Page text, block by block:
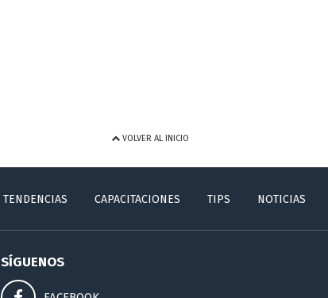
VOLVER AL INICIO
TENDENCIAS CAPACITACIONES TIPS NOTICIAS
SÍGUENOS